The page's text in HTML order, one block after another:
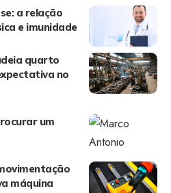
a relação
e imunidade
quarto
no
um
máquina